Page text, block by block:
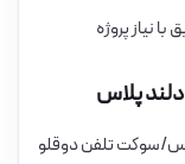
نیاز پروژه
پلاس
سوکت تلفن دوقلو